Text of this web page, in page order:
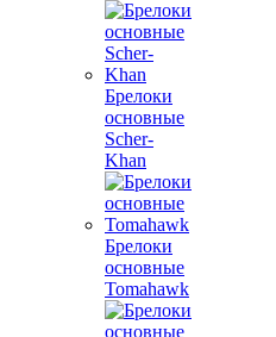
Брелоки
основные
Scher-
Khan
Брелоки
основные
Tomahawk